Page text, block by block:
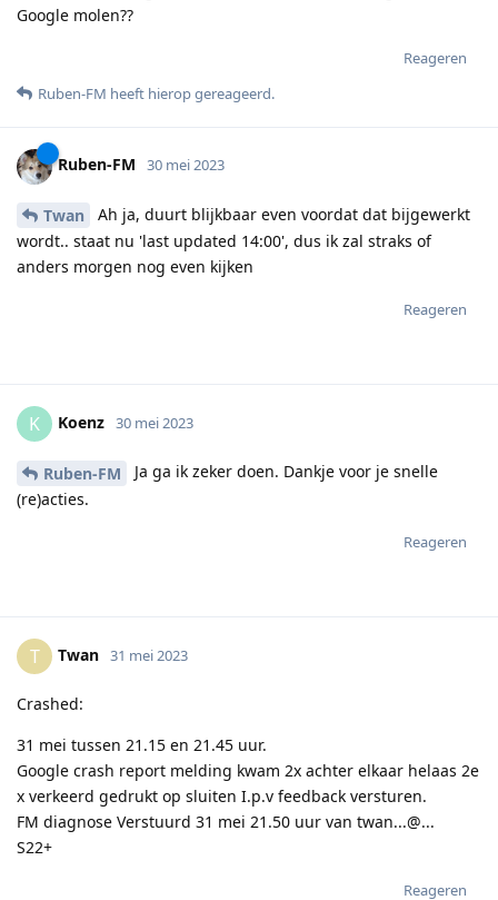
Google molen??
Reageren
Ruben-FM heeft hierop gereageerd.
Ruben-FM 30 mei 2023
Twan
Ah ja, duurt blijkbaar even voordat dat bijgewerkt
wordt.. staat nu 'last updated 14:00', dus ik zal straks of
anders morgen nog even kijken
Reageren
K Koenz 30 mei 2023
Ruben-FM
Ja ga ik zeker doen. Dankje voor je snelle
(re)acties.
Reageren
T Twan 31 mei 2023
Crashed:
31 mei tussen 21.15 en 21.45 uur.
Google crash report melding kwam 2x achter elkaar helaas 2e
x verkeerd gedrukt op sluiten I.p.v feedback versturen.
FM diagnose Verstuurd 31 mei 21.50 uur van twan...@...
S22+
Reageren